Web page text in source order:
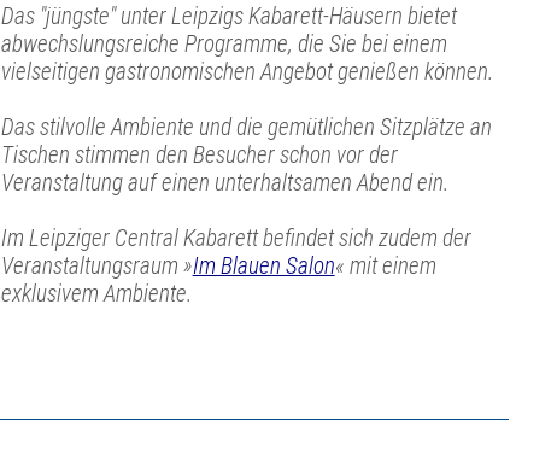
Das "jüngste" unter Leipzigs Kabarett-Häusern bietet
abwechslungsreiche Programme, die Sie bei einem
vielseitigen gastronomischen Angebot genießen können.
Das stilvolle Ambiente und die gemütlichen Sitzplätze an
Tischen stimmen den Besucher schon vor der
Veranstaltung auf einen unterhaltsamen Abend ein.
Im Leipziger Central Kabarett befindet sich zudem der
Veranstaltungsraum »Im Blauen Salon« mit einem
exklusivem Ambiente.